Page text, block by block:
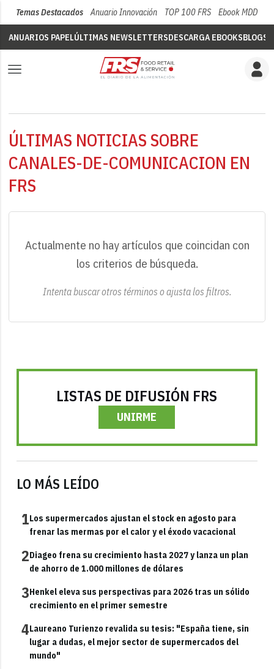
Temas Destacados Anuario Innovación TOP 100 FRS Ebook MDD
ANUARIOS PAPELÚLTIMAS NEWSLETTERSDESCARGA EBOOKSBLOGS
ÚLTIMAS NOTICIAS SOBRE
CANALES-DE-COMUNICACION EN
FRS
Actualmente no hay artículos que coincidan con
los criterios de búsqueda.
Intenta buscar otros términos o ajusta los filtros.
LISTAS DE DIFUSIÓN FRS
UNIRME
LO MÁS LEÍDO
1Los supermercados ajustan el stock en agosto para
frenar las mermas por el calor y el éxodo vacacional
2Diageo frena su crecimiento hasta 2027 y lanza un plan
de ahorro de 1.000 millones de dólares
3Henkel eleva sus perspectivas para 2026 tras un sólido
crecimiento en el primer semestre
4Laureano Turienzo revalida su tesis: "España tiene, sin
lugar a dudas, el mejor sector de supermercados del
mundo"